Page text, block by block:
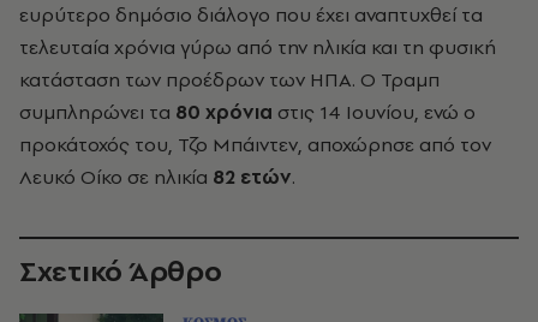
ευρύτερο δημόσιο διάλογο που έχει αναπτυχθεί τα
τελευταία χρόνια γύρω από την ηλικία και τη φυσική
κατάσταση των προέδρων των ΗΠΑ. Ο Τραμπ
συμπληρώνει τα 80 χρόνια στις 14 Ιουνίου, ενώ ο
προκάτοχός του, Τζο Μπάιντεν, αποχώρησε από τον
Λευκό Οίκο σε ηλικία 82 ετών.
Σχετικό Άρθρο